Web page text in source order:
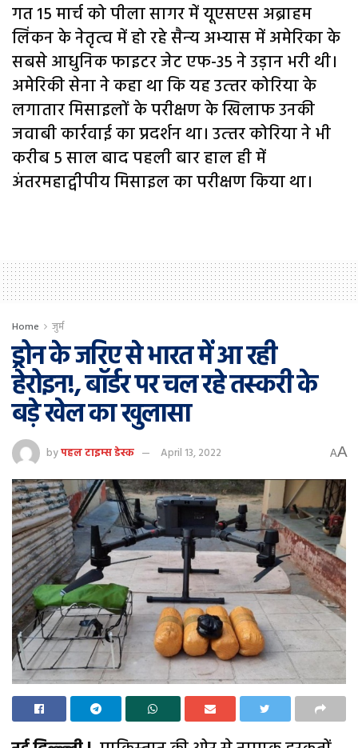
गत 15 मार्च को पीला सागर में यूएसएस अब्राहम
लिंकन के नेतृत्‍व में हो रहे सैन्‍य अभ्‍यास में अमेरिका के
सबसे आधुनिक फाइटर जेट एफ-35 ने उड़ान भरी थी।
अमेरिकी सेना ने कहा था कि यह उत्‍तर कोरिया के
लगातार मिसाइलों के परीक्षण के खिलाफ उनकी
जवाबी कार्रवाई का प्रदर्शन था। उत्‍तर कोरिया ने भी
करीब 5 साल बाद पहली बार हाल ही में
अंतरमहाद्वीपीय मिसाइल का परीक्षण किया था।
Home जुर्म
ड्रोन के जरिए से भारत में आ रही
हेरोइन!, बॉर्डर पर चल रहे तस्करी के
बड़े खेल का खुलासा
byपहल टाइम्स डेस्क April 13, 2022 AA